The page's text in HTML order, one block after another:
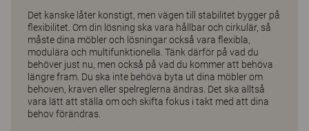
Det kanske låter konstigt, men vägen till stabilitet bygger på
flexibilitet. Om din lösning ska vara hållbar och cirkulär, så
måste dina möbler och lösningar också vara flexibla,
modulära och multifunktionella. Tänk därför på vad du
behöver just nu, men också på vad du kommer att behöva
längre fram. Du ska inte behöva byta ut dina möbler om
behoven, kraven eller spelreglerna ändras. Det ska alltså
vara lätt att ställa om och skifta fokus i takt med att dina
behov förändras.